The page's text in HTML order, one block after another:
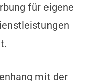
für eigene
mit der